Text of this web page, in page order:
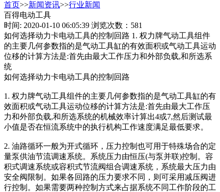
首页>>新闻资讯>>行业新闻
百得电动工具
时间: 2020-01-10 06:05:39 浏览次数：581
如何选择动力卡电动工具的控制回路 1. 权力牌气动工具组件
的主要几何参数指的是气动工具缸的有效面积或气动工具运动
位移的计算方法是:首先由最大工作压力和外部负载,和所选系
统
如何选择动力卡电动工具的控制回路
1. 权力牌气动工具组件的主要几何参数指的是气动工具缸的有
效面积或气动工具运动位移的计算方法是:首先由最大工作压
力和外部负载,和所选系统的机械效率计算出4或7,然后测试最
小值是否在恒流系统中的执行机构工作速度满足最低要求。
2. 油路循环一般为开式循环，压力控制也可用于特殊场合的定
量泵供油节流调速系统。系统压力由恒压(与泵并联)控制。容
积式调速系统或容积式节流阀组合调速系统，系统最大压力由
安全阀限制。如果各回路的压力要求不同，则可采用减压阀进
行控制。如果需要两种控制方式来占据系统不同工作阶段的工